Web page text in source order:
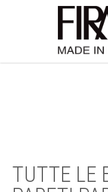
TUTTE LE